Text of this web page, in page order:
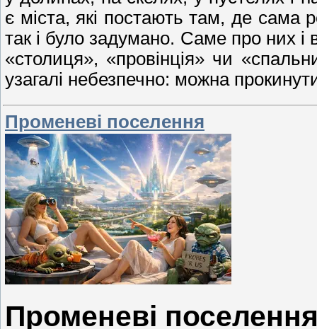
є міста, які постають там, де сама
так і було задумано. Саме про них і
«столиця», «провінція» чи
узагалі небезпечно: можна
Променеві поселення
Променеві